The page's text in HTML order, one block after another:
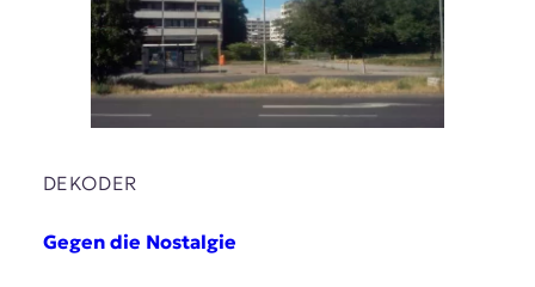
DEKODER
Gegen die Nostalgie